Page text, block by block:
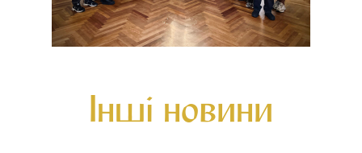
Інші новини